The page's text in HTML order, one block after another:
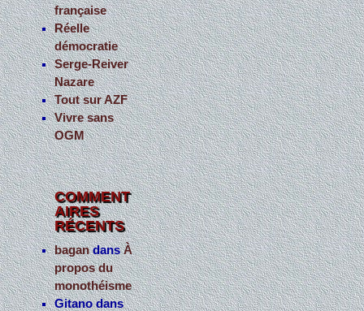
française
Réelle
démocratie
Serge-Reiver
Nazare
Tout sur AZF
Vivre sans
OGM
COMMENT
AIRES
RÉCENTS
bagandansÀ
propos du
monothéisme
Gitanodans